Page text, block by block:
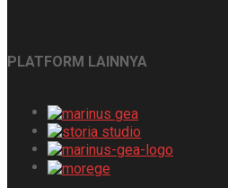
PLATFORM LAINNYA